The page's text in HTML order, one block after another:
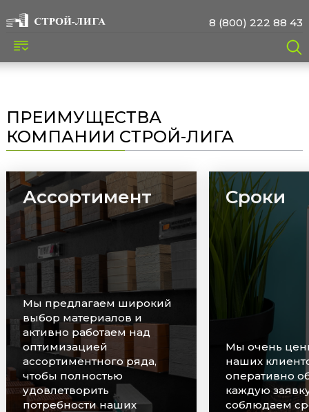
8 (800) 222 88 43
ПРЕИМУЩЕСТВА
КОМПАНИИ СТРОЙ-ЛИГА
Ассортимент
Мы предлагаем широкий
выбор материалов и
активно работаем над
оптимизацией
ассортиментного ряда,
чтобы полностью
удовлетворить
потребности наших
Сроки
Мы очень
наших
оперативно
каждую
соблюдаем